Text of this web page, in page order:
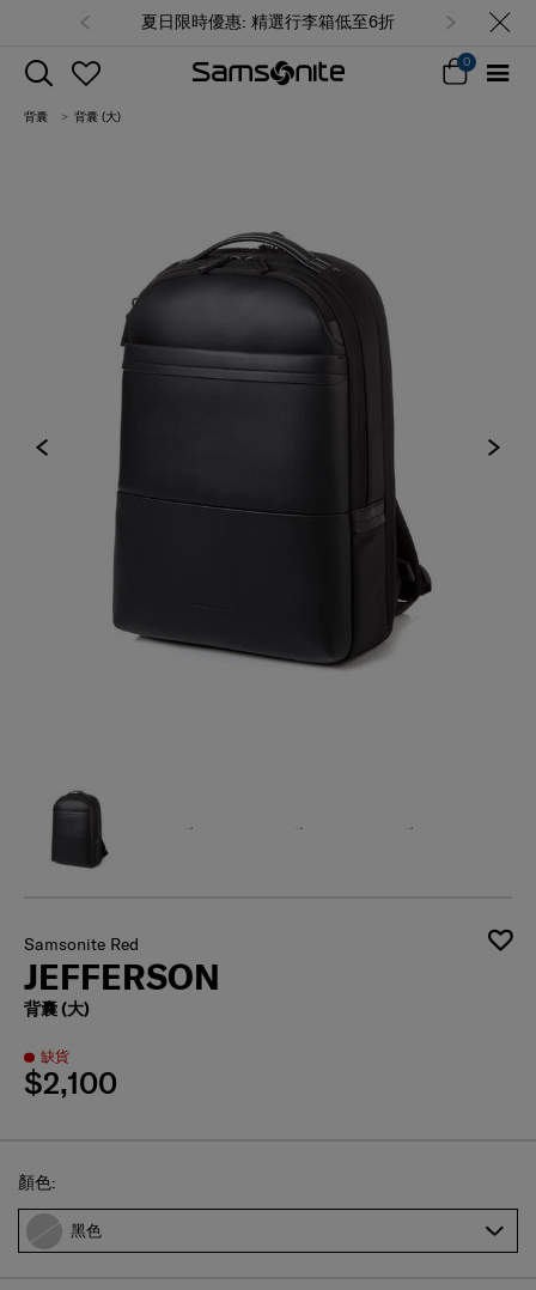
夏日限時優惠: 精選行李箱低至6折
0
背囊 背囊 (大)
Samsonite Red
JEFFERSON
背囊 (大)
缺貨
$2,100
Select
顏色:
黑色